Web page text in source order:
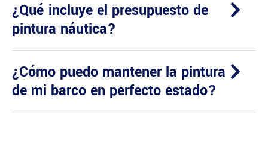
¿Qué incluye el presupuesto de
pintura náutica?
¿Cómo puedo mantener la pintura
de mi barco en perfecto estado?